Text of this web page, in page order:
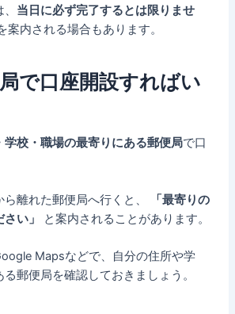
当日に必ず完了するとは限りませ
案内される場合もあります。
で口座開設すればい
学校・職場の最寄りにある郵便局で口
離れた郵便局へ行くと、
「最寄りの
い」
と案内されることがあります。
Mapsなどで、自分の住所や学
郵便局を確認しておきましょう。